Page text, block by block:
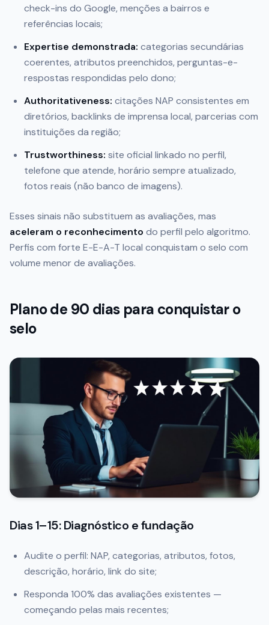
check-ins do Google, menções a bairros e
referências locais;
Expertise demonstrada: categorias secundárias
coerentes, atributos preenchidos, perguntas-e-
respostas respondidas pelo dono;
Authoritativeness: citações NAP consistentes em
diretórios, backlinks de imprensa local, parcerias com
instituições da região;
Trustworthiness: site oficial linkado no perfil,
telefone que atende, horário sempre atualizado,
fotos reais (não banco de imagens).
Esses sinais não substituem as avaliações, mas
aceleram o reconhecimento do perfil pelo algoritmo.
Perfis com forte E-E-A-T local conquistam o selo com
volume menor de avaliações.
Plano de 90 dias para conquistar o
selo
Dias 1–15: Diagnóstico e fundação
Audite o perfil: NAP, categorias, atributos, fotos,
descrição, horário, link do site;
Responda 100% das avaliações existentes —
começando pelas mais recentes;